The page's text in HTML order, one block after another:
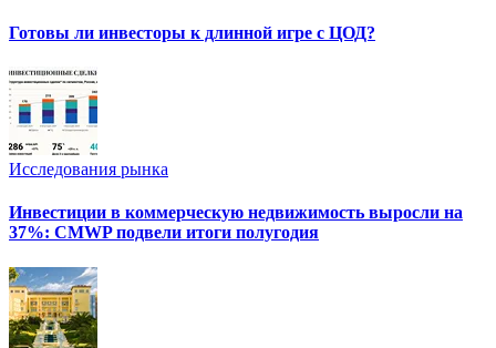
Готовы ли инвесторы к длинной игре с ЦОД?
Исследования рынка
Инвестиции в коммерческую недвижимость выросли на
37%: CMWP подвели итоги полугодия